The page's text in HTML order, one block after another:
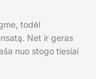
todėl
Net ir geras
nuo stogo tiesiai